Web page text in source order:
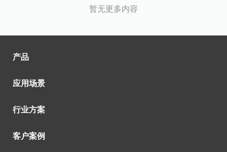
暂无更多内容
产品
应用场景
行业方案
客户案例